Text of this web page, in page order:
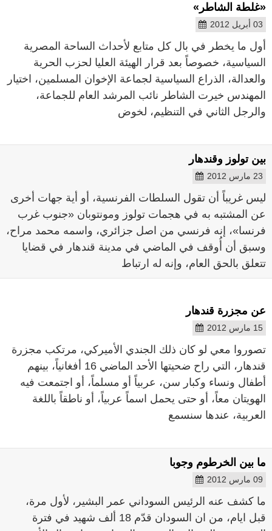
«غلطة الشاطر»
03 أبريل 2012
أول ما يخطر في بال كل متابع لأحداث الساحة المصرية
السياسية، خصوصاً بعد قرار الهيئة العليا لحزب الحرية
والعدالة، الذراع السياسية لجماعة الإخوان المسلمين، اختيار
المهندس خيرت الشاطر نائب المرشد العام للجماعة،
والرجل الثاني في التنظيم، لخوض
بين تولوز وقندهار
23 مارس 2012
ليس غريباً أن تقول السلطات الفرنسية، أو أية جهات أخرى
عن المشتبه به في هجمات تولوز ومونتوبان «جنوب غرب
فرنسا»، إنه فرنسي من اصل جزائري، واسمه محمد مراح،
وسبق أن أُوقف في الماضي في مدينة قندهار في قضايا
تتعلق بالحق العام، وإنه له ارتباط
عن مجزرة قندهار
15 مارس 2012
تصوروا معي لو كان ذلك الجندي الأميركي، مرتكب مجزرة
قندهار، التي راح ضحيتها الأحد الماضي 16 أفغانياً، بينهم
أطفال ونساء وكبار سن، عربياً أو مسلماً، أو اجتمعت فيه
الهويتان معاً، أو حتى يحمل اسماً عربياً، أو ناطقاً باللغة
العربية، عندها سنسمع
ما بين الخرطوم وجوبا
09 مارس 2012
ما كشف عنه الرئيس السوداني عمر البشير، لأول مرة،
قبل ايام، من ان السودان قدّم 18 ألف شهيد في فترة